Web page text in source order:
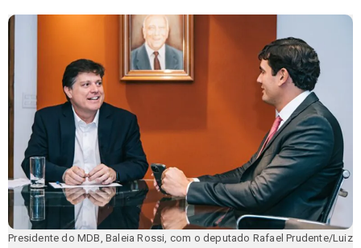
Presidente do MDB, Baleia Rossi, com o deputado Rafael Prudente/Luiz